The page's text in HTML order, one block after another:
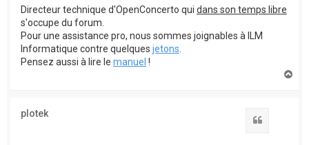
Directeur technique d'OpenConcerto qui dans son temps libre
s'occupe du forum.
Pour une assistance pro, nous sommes joignables à ILM
Informatique contre quelques jetons
Pensez aussi à lire le manuel !
plotek